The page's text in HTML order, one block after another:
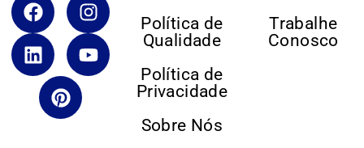
Política de
Qualidade
Política de
Privacidade
Sobre Nós
Trabalhe
Conosco